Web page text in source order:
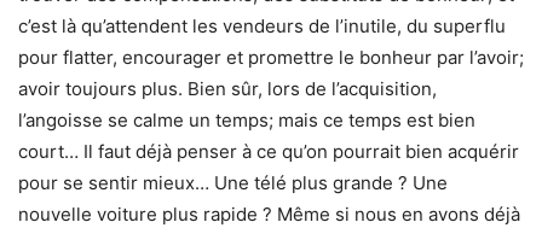
c’est là qu’attendent les vendeurs de l’inutile, du superflu
pour flatter, encourager et promettre le bonheur par l’avoir;
avoir toujours plus. Bien sûr, lors de l’acquisition,
l’angoisse se calme un temps; mais ce temps est bien
court… Il faut déjà penser à ce qu’on pourrait bien acquérir
pour se sentir mieux… Une télé plus grande ? Une
nouvelle voiture plus rapide ? Même si nous en avons déjà